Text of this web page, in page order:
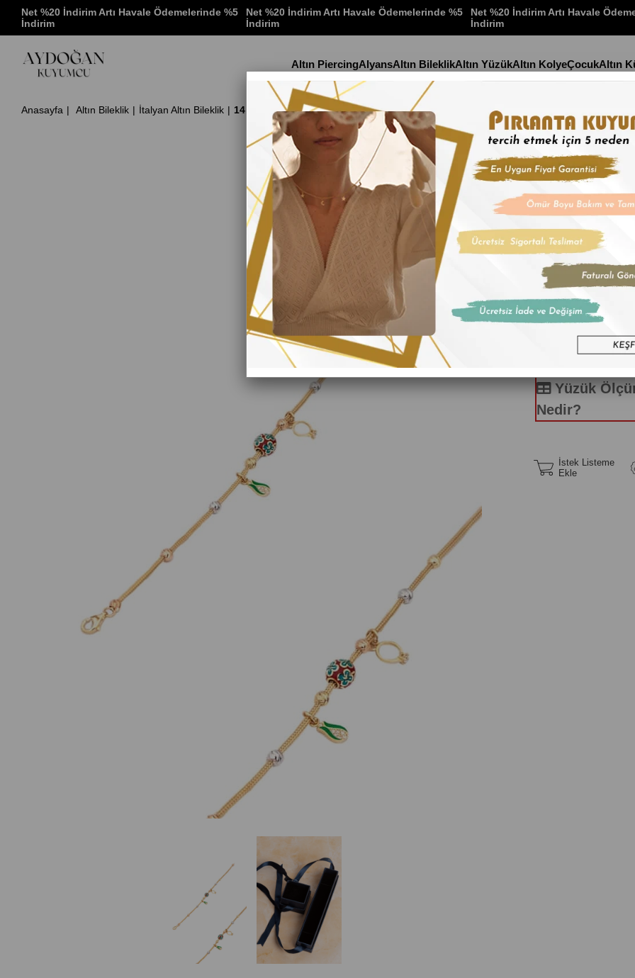
Net %20 İndirim Artı Havale Ödemelerinde %5
İndirim
Net %20 İndirim Artı Havale Ödemelerinde %5
İndirim
Net %20 İndirim Artı Havale
İndirim
Altın PiercingAlyansAltın BileklikAltın YüzükAltın KolyeÇocukAltın
Anasayfa Altın Bileklik İtalyan Altın Bileklik 14 Ayar Altın Charm Bileklik 14KBLKİ19
Stok Kodu
14 Ayar
İndirim Oranı : %36
₺31.059,43
Yüzük
Nedir?
İstek Listeme
Ekle